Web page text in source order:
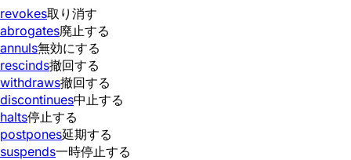
revokes取り消す
abrogates廃止する
annuls無効にする
rescinds撤回する
withdraws撤回する
discontinues中止する
halts停止する
postpones延期する
suspends一時停止する